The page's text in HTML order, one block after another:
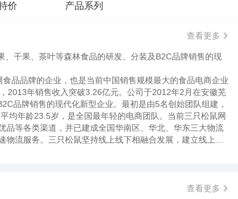
价 产品系列
查看更多
干果、茶叶等森林食品的研发、分装及B2C品牌销售的现
品牌的企业，也是当前中国销售规模最大的食品电商企业
2013年销售收入突破3.26亿元。公司于2012年2月在安徽芜
品牌销售的现代化新型企业。最初是由5名创始团队组建，
均年龄23.5岁，是全国最年轻的电商团队。当前三只松鼠网
等各类渠道，并已建成全国华南区、华北、华东三大物流
流服务。三只松鼠坚持线上线下相融合发展，建立线上线
通过数字化系统连接中国众多的食品生产企业，另一方面
查看更多